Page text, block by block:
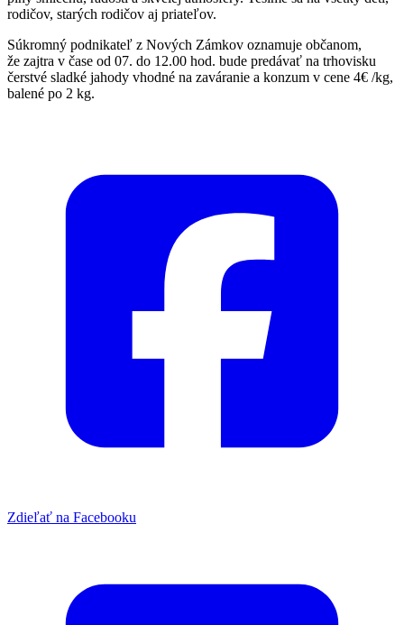
rodičov, starých rodičov aj priateľov.
Súkromný podnikateľ z Nových Zámkov oznamuje občanom,
že zajtra v čase od 07. do 12.00 hod. bude predávať na trhovisku
čerstvé sladké jahody vhodné na zaváranie a konzum v cene 4€ /kg,
balené po 2 kg.
Zdieľať na Facebooku